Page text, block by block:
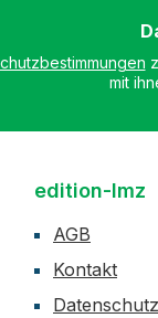
mit
edition-lmz
AGB
Kontakt
Datenschutz